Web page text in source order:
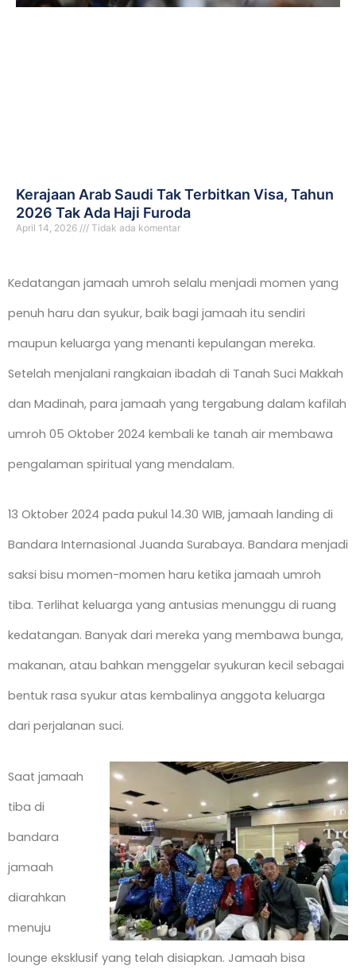
Kerajaan Arab Saudi Tak Terbitkan Visa, Tahun
2026 Tak Ada Haji Furoda
April 14, 2026 Tidak ada komentar
Kedatangan jamaah umroh selalu menjadi momen yang
penuh haru dan syukur, baik bagi jamaah itu sendiri
maupun keluarga yang menanti kepulangan mereka.
Setelah menjalani rangkaian ibadah di Tanah Suci Makkah
dan Madinah, para jamaah yang tergabung dalam kafilah
umroh 05 Oktober 2024 kembali ke tanah air membawa
pengalaman spiritual yang mendalam.
13 Oktober 2024 pada pukul 14.30 WIB, jamaah landing di
Bandara Internasional Juanda Surabaya. Bandara menjadi
saksi bisu momen-momen haru ketika jamaah umroh
tiba. Terlihat keluarga yang antusias menunggu di ruang
kedatangan. Banyak dari mereka yang membawa bunga,
makanan, atau bahkan menggelar syukuran kecil sebagai
bentuk rasa syukur atas kembalinya anggota keluarga
dari perjalanan suci.
Saat jamaah
tiba di
bandara
jamaah
diarahkan
menuju
lounge eksklusif yang telah disiapkan. Jamaah bisa